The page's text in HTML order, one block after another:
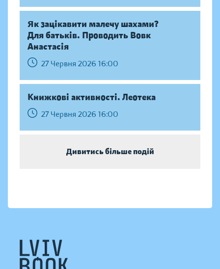
Як зацікавити малечу шахами?
Для батьків. Проводить Вовк
Анастасія
27 Червня 2026 16:00
Книжкові активності. Леотека
27 Червня 2026 16:00
Дивитись більше подій